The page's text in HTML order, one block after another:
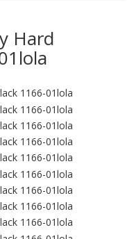
Hard